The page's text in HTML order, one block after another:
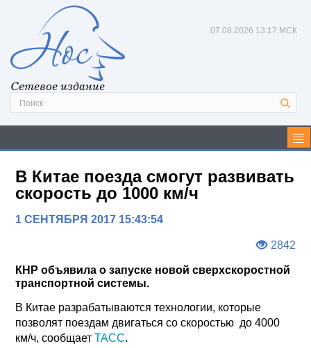
Сетевое издание
07.08.2026 13:17 МСК
В Китае поезда смогут развивать
скорость до 1000 км/ч
1 СЕНТЯБРЯ 2017 15:43:54
2842
КНР объявила о запуске новой сверхскоростной
транспортной системы.
В Китае разрабатываются технологии, которые
позволят поездам двигаться со скоростью до 4000
км/ч, сообщаетТАСС.